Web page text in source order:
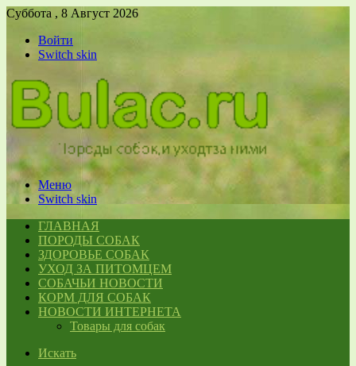
Суббота , 8 Август 2026
Войти
Switch skin
Меню
Switch skin
ГЛАВНАЯ
ПОРОДЫ СОБАК
ЗДОРОВЬЕ СОБАК
УХОД ЗА ПИТОМЦЕМ
СОБАЧЬИ НОВОСТИ
КОРМ ДЛЯ СОБАК
НОВОСТИ ИНТЕРНЕТА
Товары для собак
Искать